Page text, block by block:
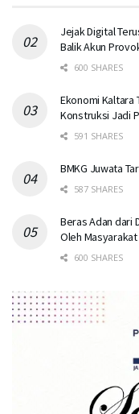
Jejak Digital
Balik Akun
600 SHARES
Ekonomi Kaltara
Konstruksi Jadi
591 SHARES
BMKG Juwata
587 SHARES
Beras Adan dari
Oleh
600 SHARES